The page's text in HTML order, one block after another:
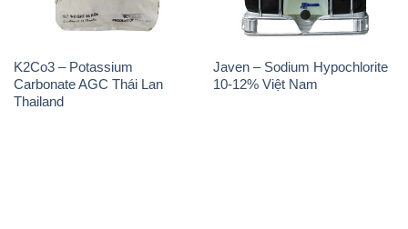
K2Co3 – Potassium
Carbonate AGC Thái Lan
Thailand
Javen – Sodium Hypochlorite
10-12% Việt Nam